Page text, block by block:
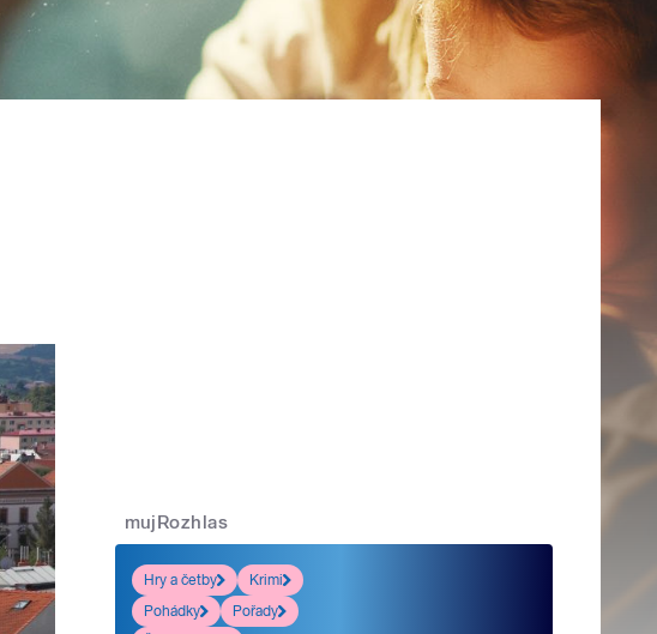
mujRozhlas
Hry a četby
Krimi
Pohádky
Pořady